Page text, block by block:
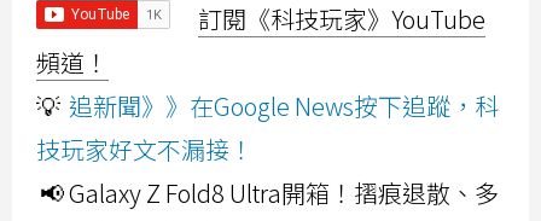
訂閱《科技玩家》YouTube
頻道！
💡 追新聞》》在Google News按下追蹤，科
技玩家好文不漏接！
📢 Galaxy Z Fold8 Ultra開箱！摺痕退散、多